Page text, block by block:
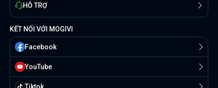
HỖ TRỢ
KẾT NỐI VỚI MOGIVI
Facebook
YouTube